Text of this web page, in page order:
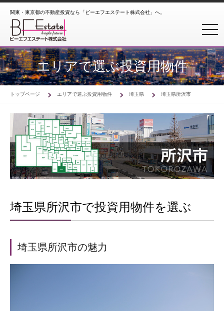
関東・東京都の不動産投資なら「ビーエフエステート株式会社」へ。
エリアで選ぶ投資用物件
トップページ エリアで選ぶ投資用物件 埼玉県 埼玉県所沢市
埼玉県所沢市で投資用物件を選ぶ
埼玉県所沢市の魅力